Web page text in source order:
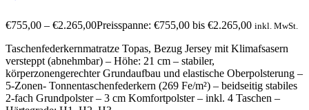
€755,00 – €2.265,00Preisspanne: €755,00 bis €2.265,00 inkl. MwSt.
Taschenfederkernmatratze Topas, Bezug Jersey mit Klimafsasern
versteppt (abnehmbar) – Höhe: 21 cm – stabiler,
körperzonengerechter Grundaufbau und elastische Oberpolsterung –
5-Zonen- Tonnentaschenfederkern (269 Fe/m²) – beidseitig stabiles
2-fach Grundpolster – 3 cm Komfortpolster – inkl. 4 Taschen –